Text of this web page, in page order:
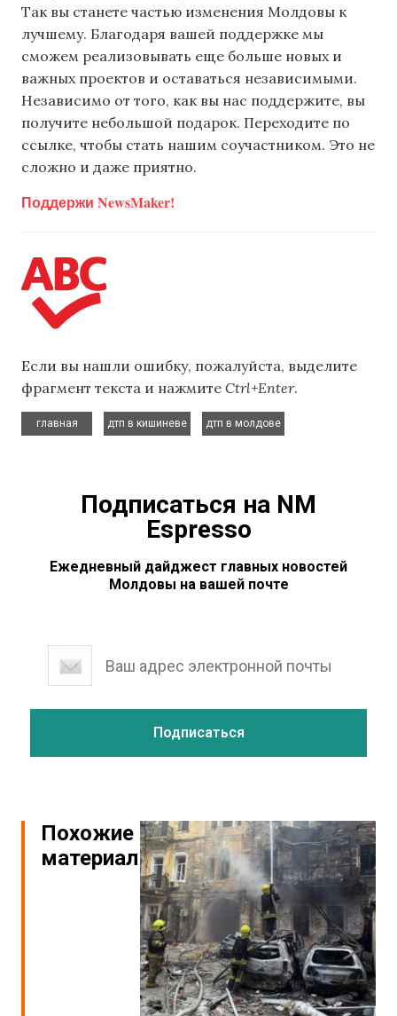
Так вы станете частью изменения Молдовы к
лучшему. Благодаря вашей поддержке мы
сможем реализовывать еще больше новых и
важных проектов и оставаться независимыми.
Независимо от того, как вы нас поддержите, вы
получите небольшой подарок. Переходите по
ссылке, чтобы стать нашим соучастником. Это не
сложно и даже приятно.
Поддержи NewsMaker!
Если вы нашли ошибку, пожалуйста, выделите
фрагмент текста и нажмите Ctrl+Enter.
главная
дтп в кишиневе
дтп в молдове
Подписаться на NM
Espresso
Ежедневный дайджест главных новостей
Молдовы на вашей почте
Похожие
материалы